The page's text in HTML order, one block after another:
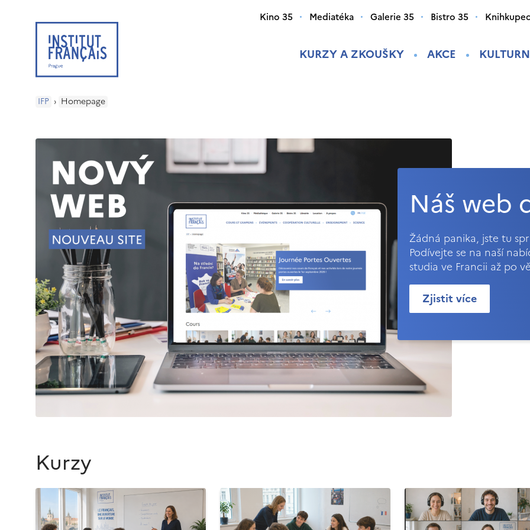
KURZY A ZKOUŠKY AKCE
Kino 35 Mediatéka Galerie 35 Bistro 35
IFP › Homepage
Náš web
Žádná panika, jste tu
Podívejte se na naší
studia ve Francii až po
Zjistit více
Kurzy